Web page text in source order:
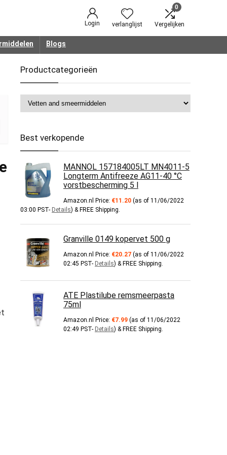
Login verlanglijst
0
Vergelijken
Blogs
Productcategorieën
Best verkopende
MANNOL 157184005LT MN4011-5
Longterm Antifreeze AG11-40 °C
vorstbescherming 5 l
Amazon.nl Price: €11.20 (as of 11/06/2022
03:00 PST- Details) & FREE Shipping.
Granville 0149 kopervet 500 g
Amazon.nl Price: €20.27 (as of 11/06/2022
02:45 PST- Details) & FREE Shipping.
ATE Plastilube remsmeerpasta
75ml
Amazon.nl Price: €7.99 (as of 11/06/2022
02:49 PST- Details) & FREE Shipping.